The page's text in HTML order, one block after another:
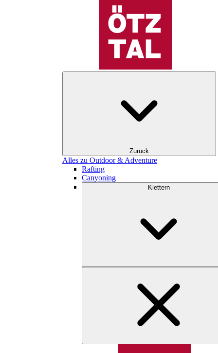
Zurück
Alles zu Outdoor & Adventure
Rafting
Canyoning
Klettern